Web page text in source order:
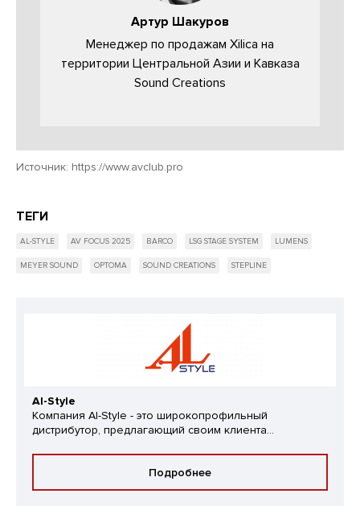
Артур Шакуров
Менеджер по продажам Xilica на
территории Центральной Азии и Кавказа
Sound Creations
Источник: https://www.avclub.pro
ТЕГИ
AL-STYLE AV FOCUS 2025 BARCO LSG STAGE SYSTEM LUMENS
MEYER SOUND OPTOMA SOUND CREATIONS STEPLINE
Al-Style
Компания Al-Style - это широкопрофильный
дистрибутор, предлагающий своим клиента...
Подробнее